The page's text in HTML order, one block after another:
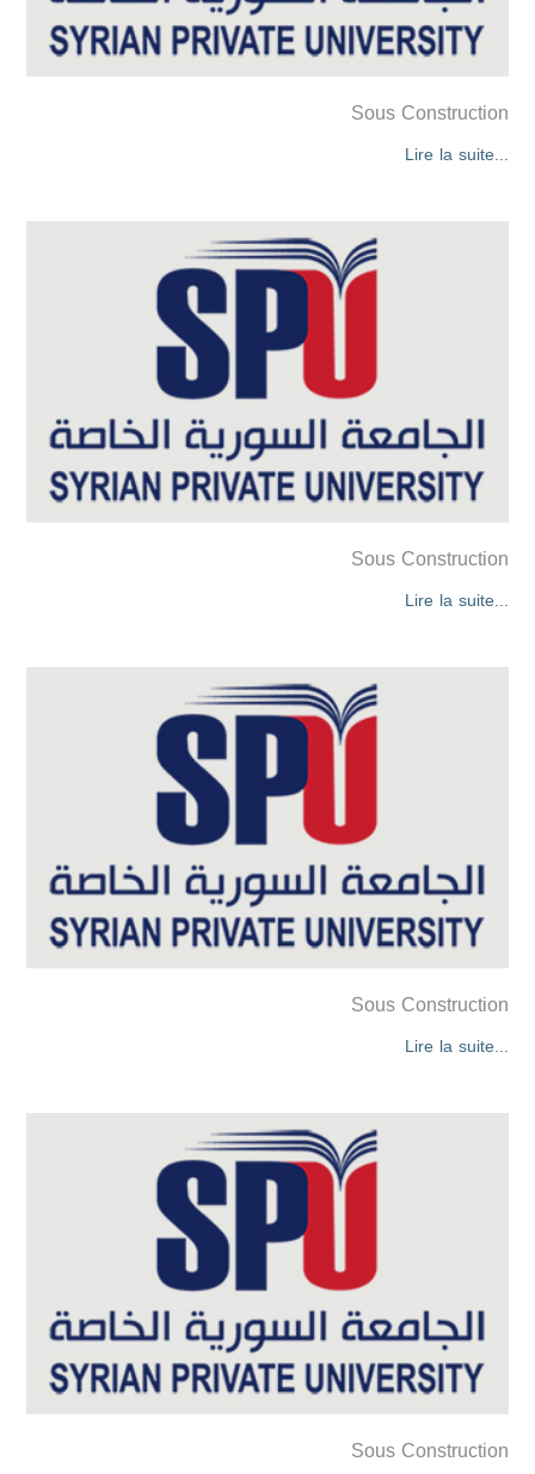
Sous Construction
Lire la suite...
Sous Construction
Lire la suite...
Sous Construction
Lire la suite...
Sous Construction